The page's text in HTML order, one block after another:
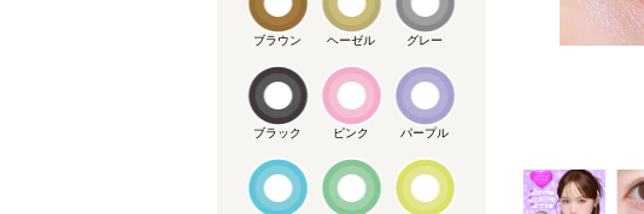
ブラウン ヘーゼル グレー
ブラック ピンク パープル
メーカー提供画像